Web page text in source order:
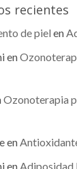
recientes
de piel en
en
Ozonoterapia
en
enAdiposidad